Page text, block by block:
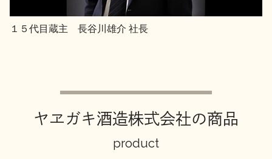
１５代目蔵主 長谷川雄介 社長
ヤヱガキ酒造株式会社の商品
product